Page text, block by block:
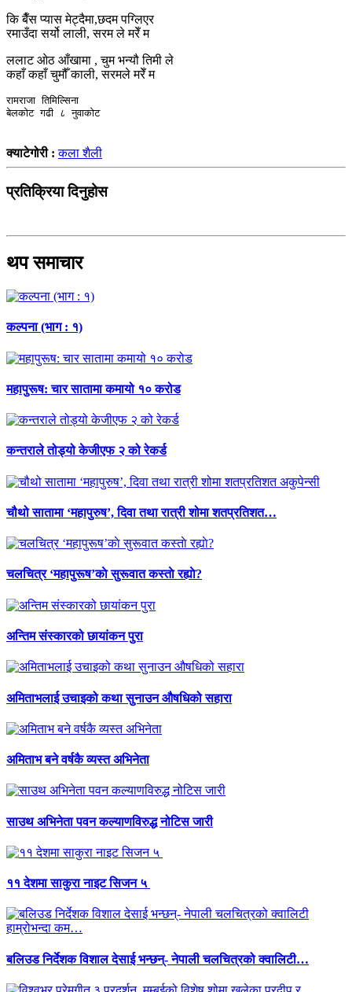
कि बैँस प्यास मेट्दैमा,छदम पग्लिएर
रमाउँदा सर्यो लाली, सरम ले मरेँ म
ललाट ओठ आँखामा , चुम भन्यौ तिमी ले
कहाँ कहाँ चुमौँ काली, सरमले मरेँ म
रामराजा तिमिल्सिना
बेलकोट गढी ८ नुवाकोट
क्याटेगोरी :कला शैली
प्रतिक्रिया दिनुहोस
थप समाचार
कल्पना (भाग : १)
महापुरूष: चार सातामा कमायो १० करोड
कन्तराले तोड्यो केजीएफ २ को रेकर्ड
चौथो सातामा ‘महापुरुष’, दिवा तथा रात्री शोमा शतप्रतिशत…
चलचित्र ‘महापुरूष’काे सुरूवात कस्ताे रह्याे?
अन्तिम संस्कारको छायांकन पुरा
अमिताभलाई उचाइको कथा सुनाउन औषधिको सहारा
अमिताभ बने वर्षकै व्यस्त अभिनेता
साउथ अभिनेता पवन कल्याणविरुद्ध नोटिस जारी
११ देशमा साकुरा नाइट सिजन ५
बलिउड निर्देशक विशाल देसाई भन्छन्- नेपाली चलचित्रको क्वालिटी…